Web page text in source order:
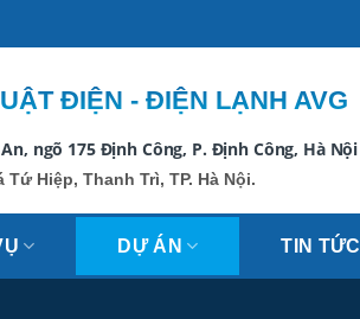
ĐIỆN - ĐIỆN LẠNH AVG
ngõ 175 Định Công, P. Định Công, Hà Nội
Tứ Hiệp, Thanh Trì, TP. Hà Nội.
DỰ ÁN TIN TỨC